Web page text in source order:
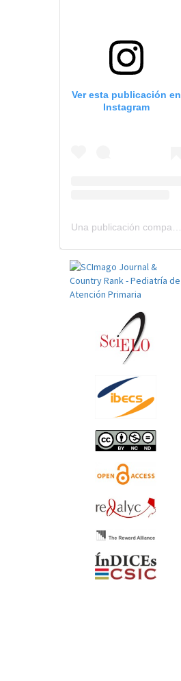
Ver esta publicación en
Instagram